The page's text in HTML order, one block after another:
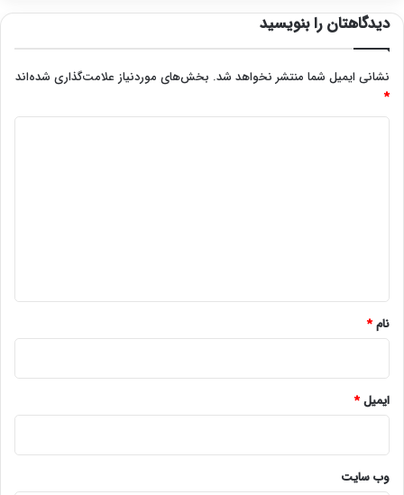
دیدگاهتان را بنویسید
نشانی ایمیل شما منتشر نخواهد شد. بخش‌های موردنیاز علامت‌گذاری شده‌اند
*
نام*
ایمیل*
وب‌ سایت